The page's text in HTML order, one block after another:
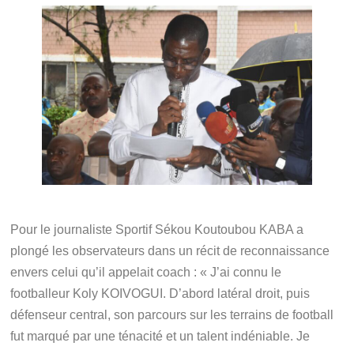
Pour le journaliste Sportif Sékou Koutoubou KABA a
plongé les observateurs dans un récit de reconnaissance
envers celui qu’il appelait coach : « J’ai connu le
footballeur Koly KOIVOGUI. D’abord latéral droit, puis
défenseur central, son parcours sur les terrains de football
fut marqué par une ténacité et un talent indéniable. Je